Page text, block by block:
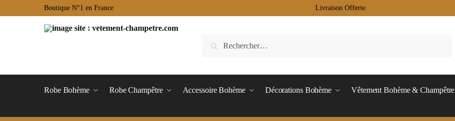
Boutique N°1 en France Livraison Offerte
Robe Bohème Robe Champêtre Accessoire Bohème Décorations Bohème Vêtement Bohème & Champêtre